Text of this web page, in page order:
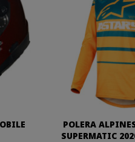
POLERA
SUPERMATIC